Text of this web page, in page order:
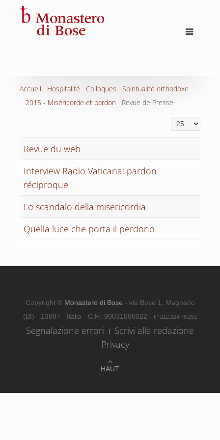
Accueil Hospitalité Colloques
Spiritualité orthodoxe
2015 - Miséricorde et pardon
Revue de Presse
Affichage #
Revue du web
Interview Radio Vaticana: pardon
réciproque
Lo scandalo della misericordia
Quella luce che porta il perdono
HAUT
Copyright © Monastero di Bose - via Bose 1, Magnano
(BI) - 13887 - Italia - C.F.: 90031080022 - IP 212.224.76.252
Segnalazione errori
Scrivi alla redazione
Privacy